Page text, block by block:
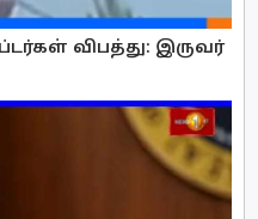
விபத்து: இருவர்